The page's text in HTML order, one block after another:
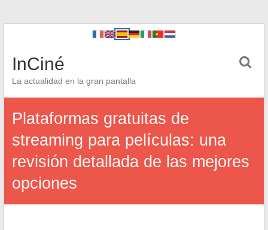
InCiné
La actualidad en la gran pantalla
Plataformas gratuitas de
streaming para películas: una
revisión detallada de las mejores
opciones